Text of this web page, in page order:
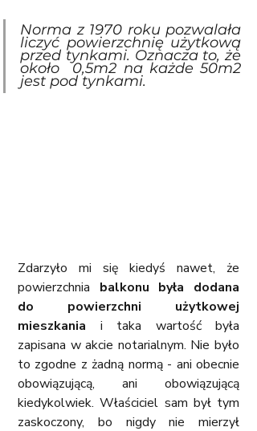
Norma z 1970 roku pozwalała
liczyć powierzchnię użytkową
przed tynkami. Oznacza to, że
około  0,5m2 na każde 50m2
jest pod tynkami.
Zdarzyło mi się kiedyś nawet, że
powierzchnia balkonu była dodana
do powierzchni użytkowej
mieszkania i taka wartość była
zapisana w akcie notarialnym. Nie było
to zgodne z żadną normą - ani obecnie
obowiązującą, ani obowiązującą
kiedykolwiek. Właściciel sam był tym
zaskoczony, bo nigdy nie mierzył